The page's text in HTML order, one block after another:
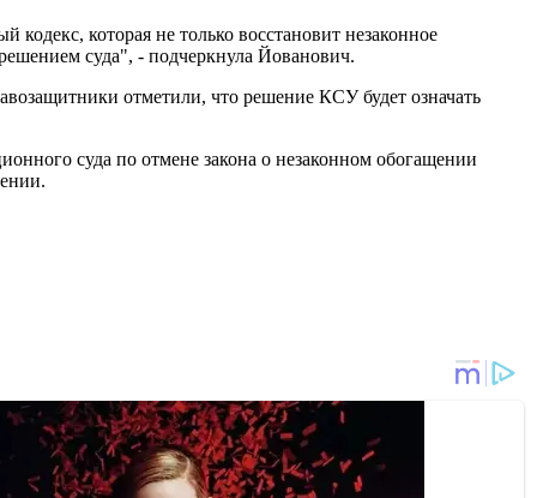
которая не только восстановит незаконное
суда", - подчеркнула Йованович.
отметили, что решение КСУ будет означать
суда по отмене закона о незаконном обогащении